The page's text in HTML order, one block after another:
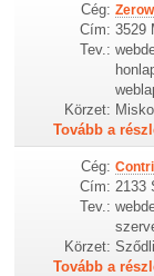
Cég:
Cím: 3529
Tev.:
Körzet:
Tovább a
Cég:
Cím: 2133
Tev.:
Körzet:
Tovább a